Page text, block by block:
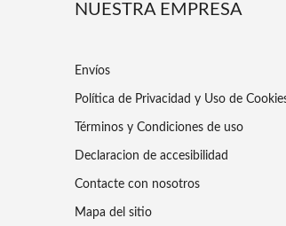
NUESTRA EMPRESA
Envíos
Política de Privacidad y Uso de
Términos y Condiciones de uso
Declaracion de accesibilidad
Contacte con nosotros
Mapa del sitio